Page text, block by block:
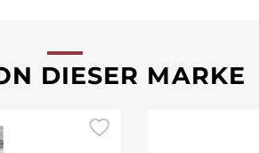
DIESER MARKE